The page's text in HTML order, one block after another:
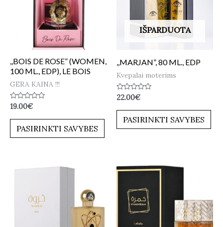
,,BOIS DE ROSE” (WOMEN,
100 ML., EDP), LE BOIS
GERA KAINA !!!
Įvertinimas:
iš
19.00€
PASIRINKTI SAVYBES
IŠPARDUOTA
,,MARJAN”, 80 ML., EDP
Kvepalai moterims
Įvertinimas:
iš
22.00€
PASIRINKTI SAVYBES